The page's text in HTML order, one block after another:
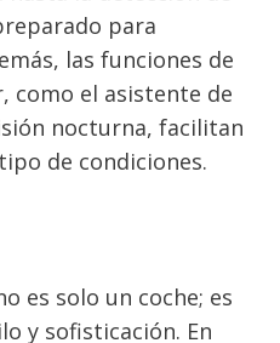
para
las funciones de
como el asistente de
nocturna, facilitan
de condiciones.
es solo un coche; es
y sofisticación. En